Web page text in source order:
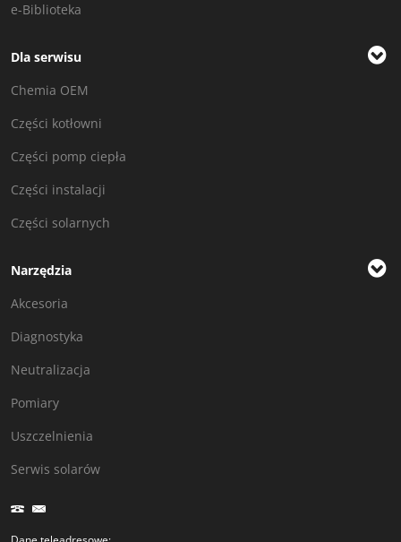
e-Biblioteka
Dla serwisu
Chemia OEM
Części kotłowni
Części pomp ciepła
Części instalacji
Części solarnych
Narzędzia
Akcesoria
Diagnostyka
Neutralizacja
Pomiary
Uszczelnienia
Serwis solarów